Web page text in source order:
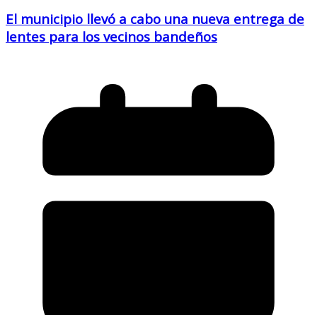
El municipio llevó a cabo una nueva entrega de
lentes para los vecinos bandeños